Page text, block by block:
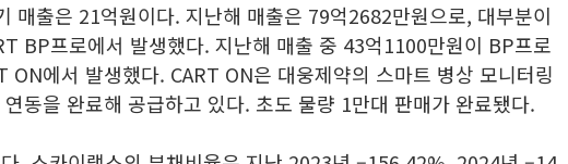
매출은 21억원이다. 지난해 매출은 79억2682만원으로, 대부분이
BP프로에서 발생했다. 지난해 매출 중 43억1100만원이 BP프로
ON에서 발생했다. CART ON은 대웅제약의 스마트 병상 모니터링
동을 완료해 공급하고 있다. 초도 물량 1만대 판매가 완료됐다.